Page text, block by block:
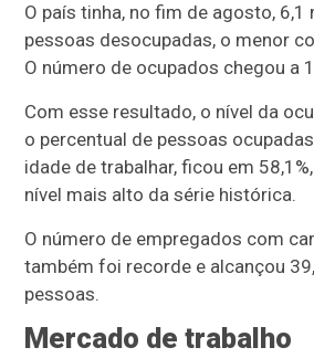
O país tinha, no fim de agosto, 6,1
pessoas desocupadas, o menor
O número de ocupados chegou a
Com esse resultado, o nível da
o percentual de pessoas
idade de trabalhar, ficou em
nível mais alto da série histórica.
O número de empregados com
também foi recorde e alcançou
pessoas.
Mercado de trabalho